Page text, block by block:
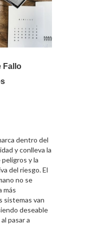
Fallo
dentro del
y conlleva la
y la
del riesgo. El
no se
más
sistemas van
deseable
pasar a